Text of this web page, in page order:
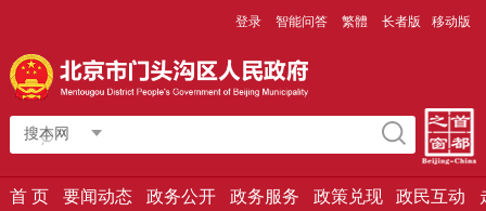
登录 智能问答 繁體 长者版 移动版
搜本网
首 页 要闻动态 政务公开 政务服务 政策兑现 政民互动